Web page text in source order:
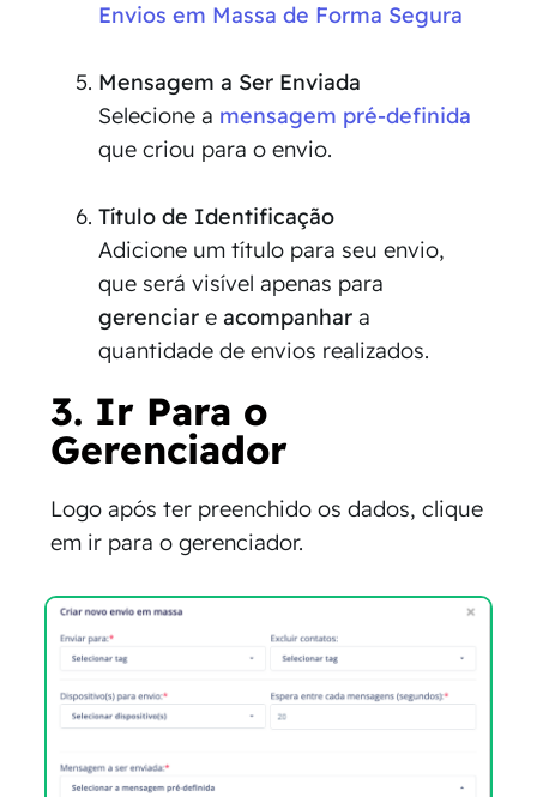
Envios em Massa de Forma Segura
Mensagem a Ser Enviada
Selecione a mensagem pré-definida
que criou para o envio.
Título de Identificação
Adicione um título para seu envio,
que será visível apenas para
gerenciar eacompanhar a
quantidade de envios realizados.
3. Ir Para o
Gerenciador
Logo após ter preenchido os dados, clique
em ir para o gerenciador.